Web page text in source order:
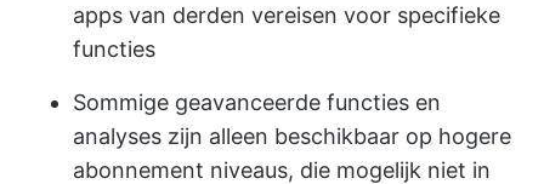
apps van derden vereisen voor specifieke
functies
Sommige geavanceerde functies en
analyses zijn alleen beschikbaar op hogere
abonnement niveaus, die mogelijk niet in